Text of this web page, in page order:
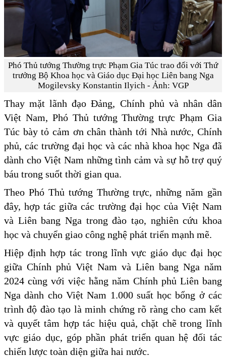
Phó Thủ tướng Thường trực Phạm Gia Túc trao đổi với Thứ
trưởng Bộ Khoa học và Giáo dục Đại học Liên bang Nga
Mogilevsky Konstantin Ilyich - Ảnh: VGP
Thay mặt lãnh đạo Đảng, Chính phủ và nhân dân
Việt Nam, Phó Thủ tướng Thường trực Phạm Gia
Túc bày tỏ cảm ơn chân thành tới Nhà nước, Chính
phủ, các trường đại học và các nhà khoa học Nga đã
dành cho Việt Nam những tình cảm và sự hỗ trợ quý
báu trong suốt thời gian qua.
Theo Phó Thủ tướng Thường trực, những năm gần
đây, hợp tác giữa các trường đại học của Việt Nam
và Liên bang Nga trong đào tạo, nghiên cứu khoa
học và chuyển giao công nghệ phát triển mạnh mẽ.
Hiệp định hợp tác trong lĩnh vực giáo dục đại học
giữa Chính phủ Việt Nam và Liên bang Nga năm
2024 cùng với việc hằng năm Chính phủ Liên bang
Nga dành cho Việt Nam 1.000 suất học bổng ở các
trình độ đào tạo là minh chứng rõ ràng cho cam kết
và quyết tâm hợp tác hiệu quả, chặt chẽ trong lĩnh
vực giáo dục, góp phần phát triển quan hệ đối tác
chiến lược toàn diện giữa hai nước.